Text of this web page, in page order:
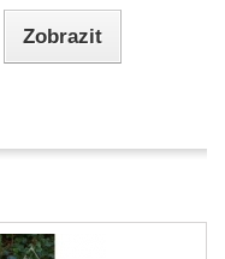
Zobrazit